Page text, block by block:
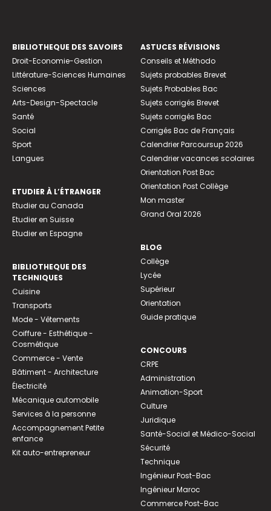
BIBLIOTHEQUE DES SAVOIRS
Droit-Economie-Gestion
Littérature-Sciences Humaines
Sciences
Arts-Design-Spectacle
Santé
Social
Sport
Langues
ETUDIER À L’ÉTRANGER
Etudier au Canada
Etudier en Suisse
Etudier en Espagne
BIBLIOTHEQUE DES
TECHNIQUES
Cuisine
Transports
Mode - Vêtements
Coiffure - Esthétique -
Cosmétique
Commerce - Vente
Bâtiment - Architecture
Électricité
Mécanique automobile
Services à la personne
Accompagnement Petite
enfance
Kit auto-entrepreneur
ASTUCES RÉVISIONS
Conseils et Méthodo
Sujets probables Brevet
Sujets Probables Bac
Sujets corrigés Brevet
Sujets corrigés Bac
Corrigés Bac de Français
Calendrier Parcoursup 2026
Calendrier vacances scolaires
Orientation Post Bac
Orientation Post Collège
Mon master
Grand Oral 2026
BLOG
Collège
Lycée
Supérieur
Orientation
Guide pratique
CONCOURS
CRPE
Administration
Animation-Sport
Culture
Juridique
Santé-Social et Médico-Social
Sécurité
Technique
Ingénieur Post-Bac
Ingénieur Maroc
Commerce Post-Bac